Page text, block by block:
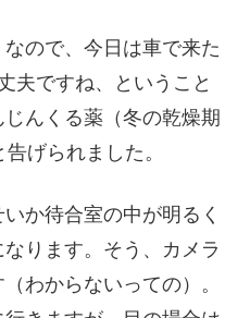
ので、今日は車で来た
夫ですね、ということ
んくる薬（冬の乾燥期
げられました。
か待合室の中が明るく
ります。そう、カメラ
わからないっての）。